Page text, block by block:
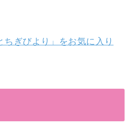
ちぎびより」をお気に入り